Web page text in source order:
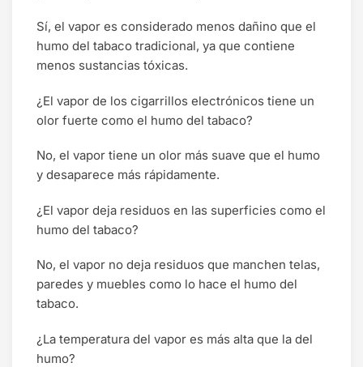
Sí, el vapor es considerado menos dañino que el
humo del tabaco tradicional, ya que contiene
menos sustancias tóxicas.
¿El vapor de los cigarrillos electrónicos tiene un
olor fuerte como el humo del tabaco?
No, el vapor tiene un olor más suave que el humo
y desaparece más rápidamente.
¿El vapor deja residuos en las superficies como el
humo del tabaco?
No, el vapor no deja residuos que manchen telas,
paredes y muebles como lo hace el humo del
tabaco.
¿La temperatura del vapor es más alta que la del
humo?